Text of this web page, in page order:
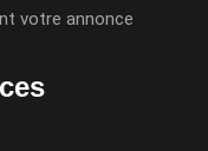
votre annonce